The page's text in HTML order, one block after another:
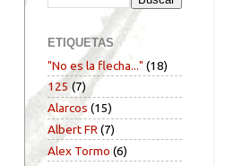
ETIQUETAS
"No es la flecha..." (18)
125 (7)
Alarcos (15)
Albert FR (7)
Alex Tormo (6)